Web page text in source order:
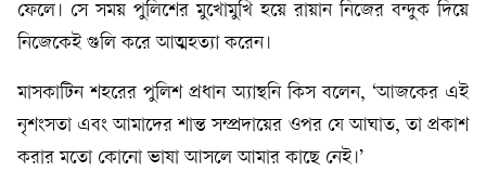
ফেলে। সে সময় পুলিশের মুখোমুখি হয়ে রায়ান নিজের বন্দুক দিয়ে
নিজেকেই গুলি করে আত্মহত্যা করেন।
মাসকাটিন শহরের পুলিশ প্রধান অ্যান্থনি কিস বলেন, ‘আজকের এই
নৃশংসতা এবং আমাদের শান্ত সম্প্রদায়ের ওপর যে আঘাত, তা প্রকাশ
করার মতো কোনো ভাষা আসলে আমার কাছে নেই।’